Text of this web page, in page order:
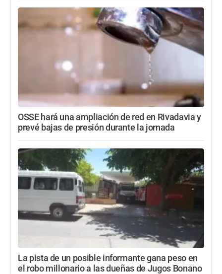
OSSE hará una ampliación de red en Rivadavia y
prevé bajas de presión durante la jornada
La pista de un posible informante gana peso en
el robo millonario a las dueñas de Jugos Bonano